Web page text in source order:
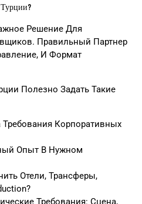
Турции?
Решение Для
Правильный Партнер
И Формат
Полезно Задать Такие
Корпоративных
Опыт В Нужном
Отели, Трансферы,